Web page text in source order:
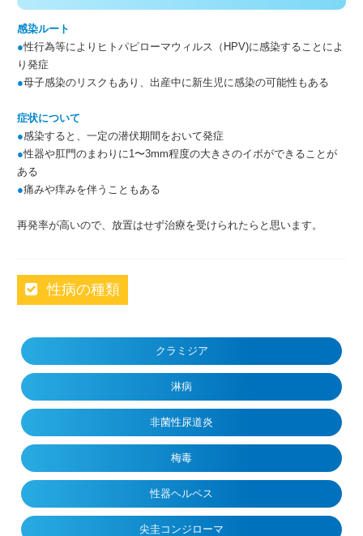
感染ルート
●性行為等により ヒトパピローマウィルス（HPV)に感染することによ
り発症
●母子感染のリスクもあり、出産中に新生児に感染の可能性もある
症状について
●感染すると、一定の潜伏期間をおいて発症
●性器や肛門のまわりに 1〜3mm程度の大きさのイボができることが
ある
●痛みや痒みを伴うこともある
再発率が高いので、放置はせず治療を受けられたらと思います。
性病の種類
クラミジア
淋病
非菌性尿道炎
梅毒
性器ヘルペス
尖圭コンジローマ